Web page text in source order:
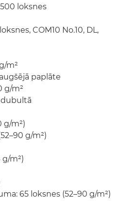
loksnes
COM10 No.10, DL,
m²
paplāte
g/m²
dubultā
g/m²)
g/m²)
g/m²)
65 loksnes (52–90 g/m²)